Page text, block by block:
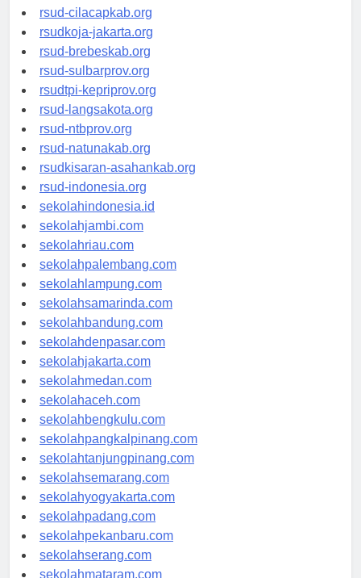
rsud-sintang.org
rsud-cilacapkab.org
rsudkoja-jakarta.org
rsud-brebeskab.org
rsud-sulbarprov.org
rsudtpi-kepriprov.org
rsud-langsakota.org
rsud-ntbprov.org
rsud-natunakab.org
rsudkisaran-asahankab.org
rsud-indonesia.org
sekolahindonesia.id
sekolahjambi.com
sekolahriau.com
sekolahpalembang.com
sekolahlampung.com
sekolahsamarinda.com
sekolahbandung.com
sekolahdenpasar.com
sekolahjakarta.com
sekolahmedan.com
sekolahaceh.com
sekolahbengkulu.com
sekolahpangkalpinang.com
sekolahtanjungpinang.com
sekolahsemarang.com
sekolahyogyakarta.com
sekolahpadang.com
sekolahpekanbaru.com
sekolahserang.com